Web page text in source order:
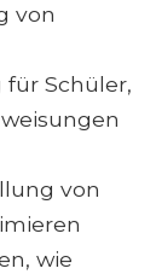
von
Schüler,
von
wie